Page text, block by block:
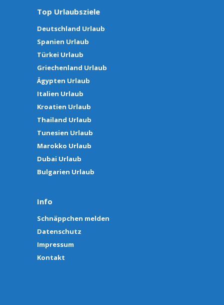
Top Urlaubsziele
Deutschland Urlaub
Spanien Urlaub
Türkei Urlaub
Griechenland Urlaub
Ägypten Urlaub
Italien Urlaub
Kroatien Urlaub
Thailand Urlaub
Tunesien Urlaub
Marokko Urlaub
Dubai Urlaub
Bulgarien Urlaub
Info
Schnäppchen melden
Datenschutz
Impressum
Kontakt